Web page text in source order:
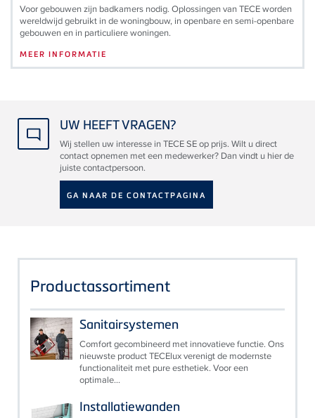
Voor gebouwen zijn badkamers nodig. Oplossingen van TECE worden
wereldwijd gebruikt in de woningbouw, in openbare en semi-openbare
gebouwen en in particuliere woningen.
MEER INFORMATIE
UW HEEFT VRAGEN?
Wij stellen uw interesse in TECE SE op prijs. Wilt u direct
contact opnemen met een medewerker? Dan vindt u hier de
juiste contactpersoon.
GA NAAR DE CONTACTPAGINA
Productassortiment
Sanitairsystemen
Comfort gecombineerd met innovatieve functie. Ons
nieuwste product TECElux verenigt de modernste
functionaliteit met pure esthetiek. Voor een
optimale...
Installatiewanden